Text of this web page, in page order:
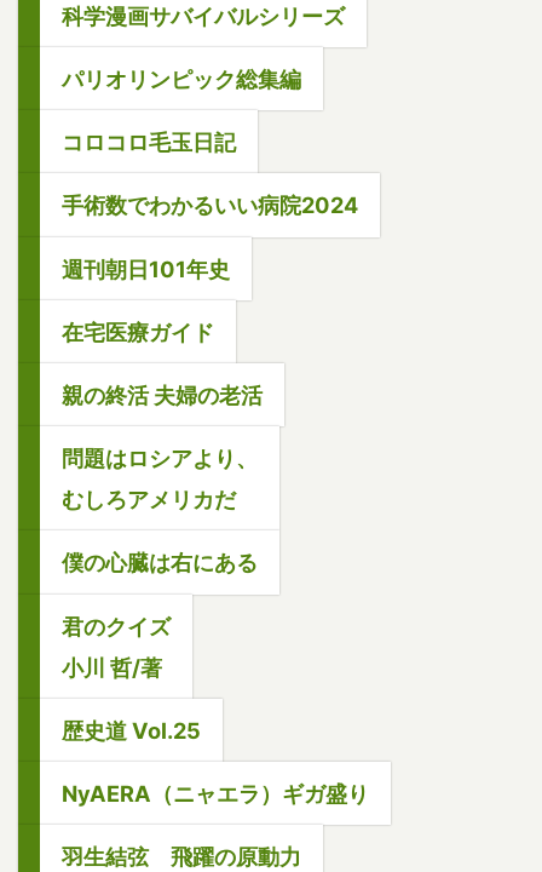
科学漫画サバイバルシリーズ
パリオリンピック総集編
コロコロ毛玉日記
手術数でわかるいい病院2024
週刊朝日101年史
在宅医療ガイド
親の終活 夫婦の老活
問題はロシアより、
むしろアメリカだ
僕の心臓は右にある
君のクイズ
小川 哲/著
歴史道 Vol.25
NyAERA（ニャエラ）ギガ盛り
羽生結弦 飛躍の原動力